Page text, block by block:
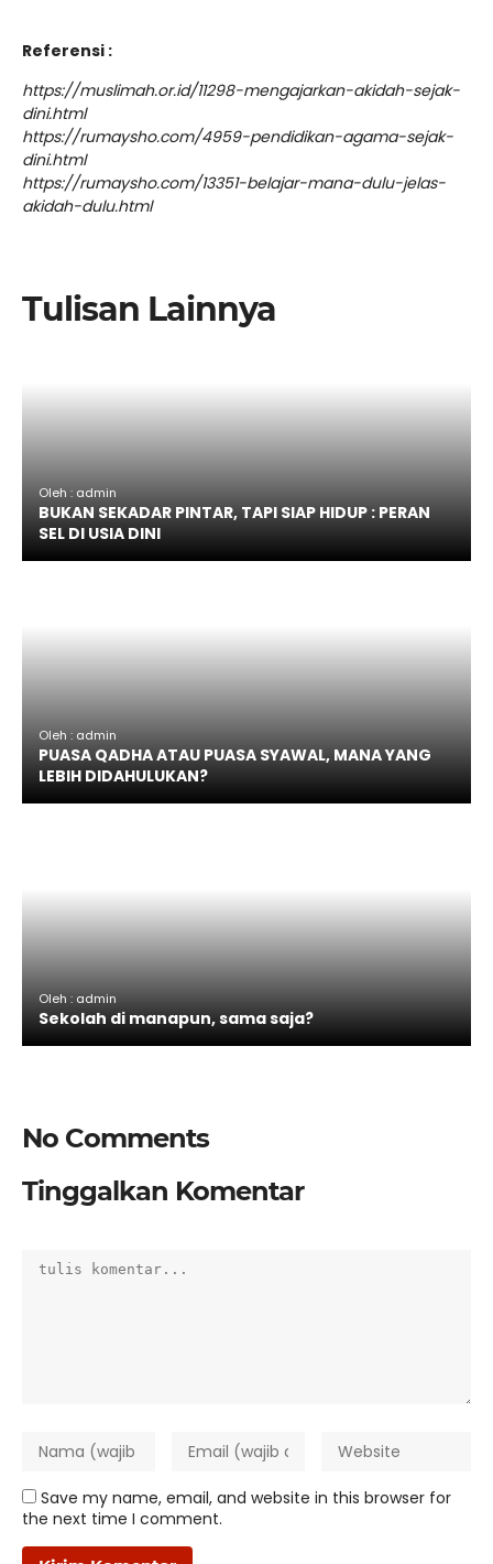
Referensi :
https://muslimah.or.id/11298-mengajarkan-akidah-sejak-
dini.html
https://rumaysho.com/4959-pendidikan-agama-sejak-
dini.html
https://rumaysho.com/13351-belajar-mana-dulu-jelas-
akidah-dulu.html
Tulisan Lainnya
Oleh : admin
BUKAN SEKADAR PINTAR, TAPI SIAP HIDUP : PERAN
SEL DI USIA DINI
Oleh : admin
PUASA QADHA ATAU PUASA SYAWAL, MANA YANG
LEBIH DIDAHULUKAN?
Oleh : admin
Sekolah di manapun, sama saja?
No Comments
Tinggalkan Komentar
Save my name, email, and website in this browser for
the next time I comment.